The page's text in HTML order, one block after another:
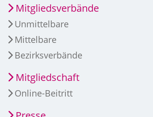
Mitgliedsverbände
Unmittelbare
Mittelbare
Bezirksverbände
Mitgliedschaft
Online-Beitritt